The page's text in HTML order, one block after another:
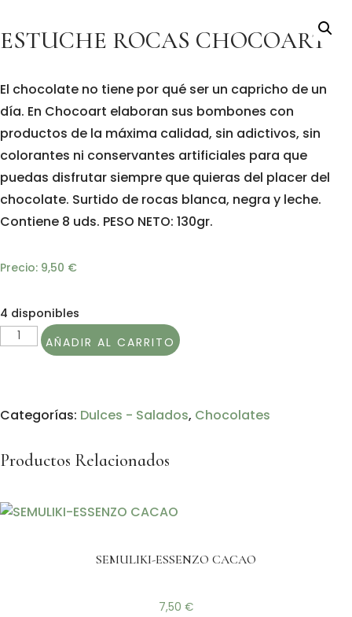
ESTUCHE ROCAS CHOCOART
El chocolate no tiene por qué ser un capricho de un
día. En Chocoart elaboran sus bombones con
productos de la máxima calidad, sin adictivos, sin
colorantes ni conservantes artificiales para que
puedas disfrutar siempre que quieras del placer del
chocolate. Surtido de rocas blanca, negra y leche.
Contiene 8 uds. PESO NETO: 130gr.
Precio: 9,50 €
4 disponibles
ESTUCHEAÑADIR AL CARRITO
Categorías: Dulces - Salados, Chocolates
Productos Relacionados
SEMULIKI-ESSENZO CACAO
7,50 €